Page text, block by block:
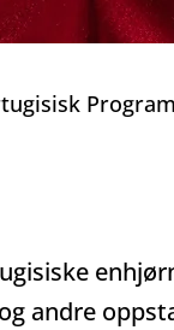
Bærekraft
andre